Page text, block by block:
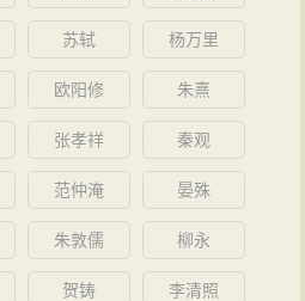
苏轼 杨万里
欧阳修 朱熹
张孝祥 秦观
范仲淹 晏殊
朱敦儒 柳永
贺铸 李清照